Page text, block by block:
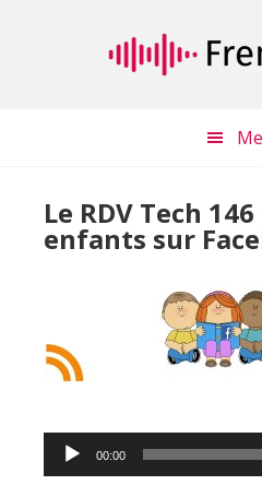
Le RDV Tech
enfants sur
Lecteur
audio
00:00